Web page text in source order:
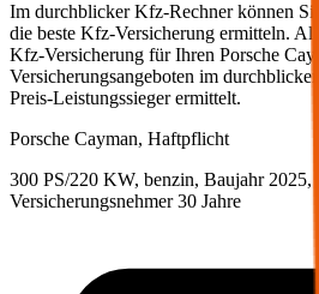
Im durchblicker Kfz-Rechner können
die beste Kfz-Versicherung ermitteln.
Kfz-Versicherung für Ihren Porsche
Versicherungsangeboten im
Preis-Leistungssieger ermittelt.
Porsche Cayman, Haftpflicht
300 PS/220 KW, benzin, Baujahr 2025,
Versicherungsnehmer 30 Jahre